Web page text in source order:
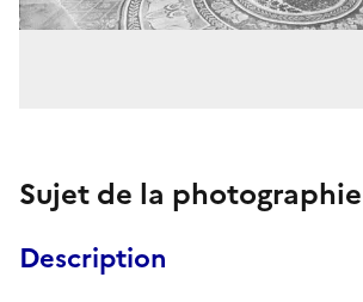
Sujet de la photographie
Description